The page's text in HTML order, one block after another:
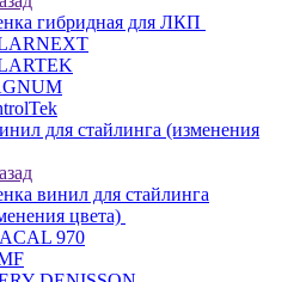
гибридная для ЛКП
для стайлинга (изменения
винил для стайлинга
цвета)
970